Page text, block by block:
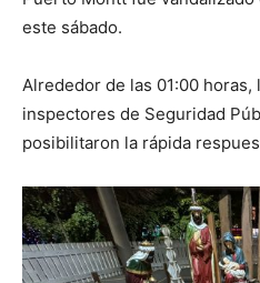
este sábado.
Alrededor de las 01:00
inspectores de Seguridad
posibilitaron la rápida